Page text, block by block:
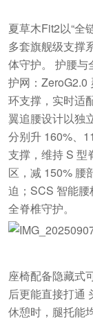
夏草木Fit2以“全
多套旗舰级支撑
体守护。 护腰与
护网：ZeroG2.0
环支撑，实时适
翼追腰设计以独
分别升 160%、
支撑，维持 S 型
区，减 150% 腰
迫；SCS 智能
全脊椎守护。
座椅配备隐藏式
后更能直接打通
休憩时，腿托能